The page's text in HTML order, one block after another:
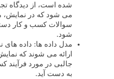
شده است، از دیدگاه
می شود که در نمایش،
سوالات کسب و کار
شود.
مدل داده ها: داده های
ارائه می شوند که
جالبی در مورد فرآیند
به دست آید.